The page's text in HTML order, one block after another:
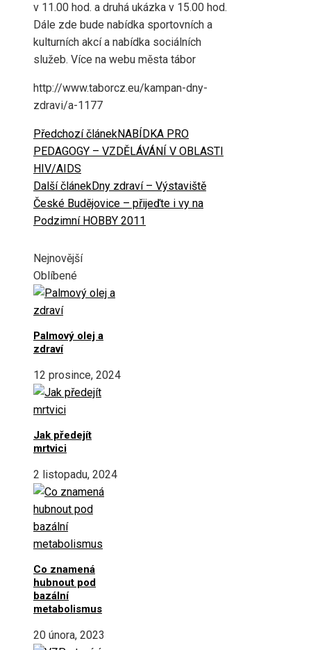
v 11.00 hod. a druhá ukázka v 15.00 hod.
Dále zde bude nabídka sportovních a
kulturních akcí a nabídka sociálních
služeb. Více na webu města tábor
http://www.taborcz.eu/kampan-dny-
zdravi/a-1177
Předchozí článekNABÍDKA PRO
PEDAGOGY – VZDĚLÁVÁNÍ V OBLASTI
HIV/AIDS
Další článekDny zdraví – Výstaviště
České Budějovice – přijeďte i vy na
Podzimní HOBBY 2011
Nejnovější
Oblíbené
Palmový olej a
zdraví
12 prosince, 2024
Jak předejít
mrtvici
2 listopadu, 2024
Co znamená
hubnout pod
bazální
metabolismus
20 února, 2023